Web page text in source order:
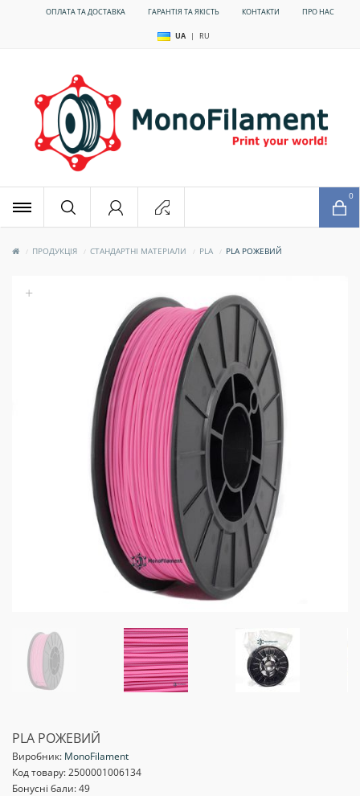
ОПЛАТА ТА ДОСТАВКА ГАРАНТІЯ ТА ЯКІСТЬ КОНТАКТИ ПРО НАС
UA | RU
0
ПРОДУКЦІЯ СТАНДАРТНІ МАТЕРІАЛИ PLA PLA РОЖЕВИЙ
+
PLA РОЖЕВИЙ
Виробник: MonoFilament
Код товару:2500001006134
Бонусні бали: 49